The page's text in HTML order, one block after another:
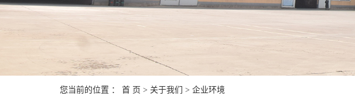
您当前的位置 ： 首 页 > 关于我们 > 企业环境